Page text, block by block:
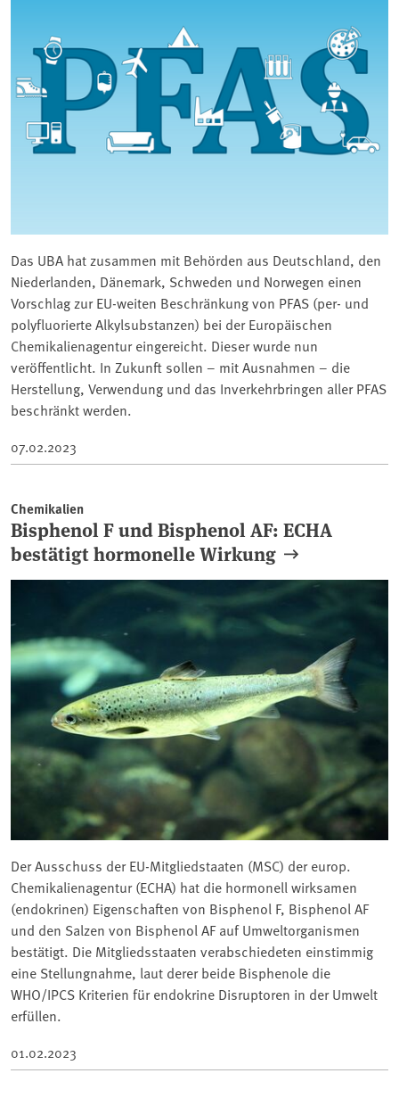
Das UBA hat zusammen mit Behörden aus Deutschland, den
Niederlanden, Dänemark, Schweden und Norwegen einen
Vorschlag zur EU-weiten Beschränkung von PFAS (per- und
polyfluorierte Alkylsubstanzen) bei der Europäischen
Chemikalienagentur eingereicht. Dieser wurde nun
veröffentlicht. In Zukunft sollen – mit Ausnahmen – die
Herstellung, Verwendung und das Inverkehrbringen aller PFAS
beschränkt werden.
07.02.2023
Chemikalien
Bisphenol F und Bisphenol AF: ECHA
bestätigt hormonelle Wirkung
Der Ausschuss der EU-Mitgliedstaaten (MSC) der europ.
Chemikalienagentur (ECHA) hat die hormonell wirksamen
(endokrinen) Eigenschaften von Bisphenol F, Bisphenol AF
und den Salzen von Bisphenol AF auf Umweltorganismen
bestätigt. Die Mitgliedsstaaten verabschiedeten einstimmig
eine Stellungnahme, laut derer beide Bisphenole die
WHO/IPCS Kriterien für endokrine Disruptoren in der Umwelt
erfüllen.
01.02.2023